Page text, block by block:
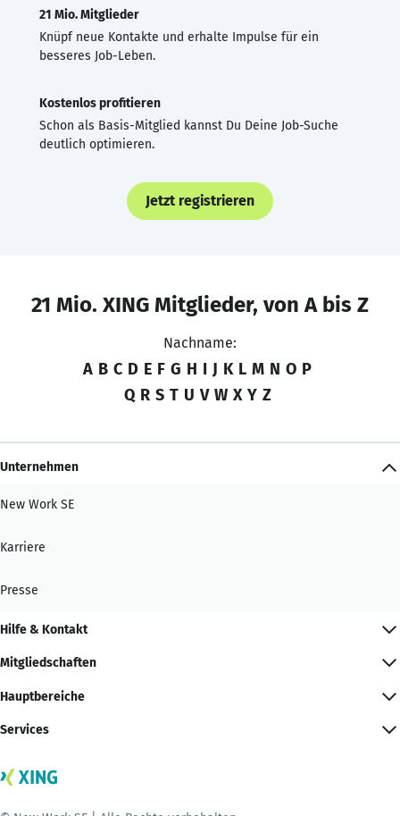
21 Mio. Mitglieder
Knüpf neue Kontakte und erhalte Impulse für ein
besseres Job-Leben.
Kostenlos profitieren
Schon als Basis-Mitglied kannst Du Deine Job-Suche
deutlich optimieren.
Jetzt registrieren
21 Mio. XING Mitglieder, von A bis Z
Nachname:
A B C D E F G H I J K L M N O P
Q R S T U V W X Y Z
Unternehmen
New Work SE
Karriere
Presse
Hilfe & Kontakt
Mitgliedschaften
Hauptbereiche
Services